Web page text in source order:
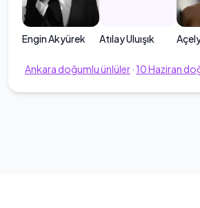
Engin Akyürek Atılay Uluışık
Ankara doğumlu ünlüler· 10Haziran